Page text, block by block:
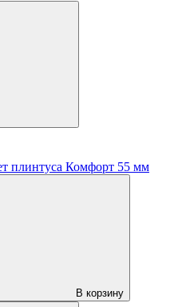
плинтуса Комфорт 55 мм
В корзину